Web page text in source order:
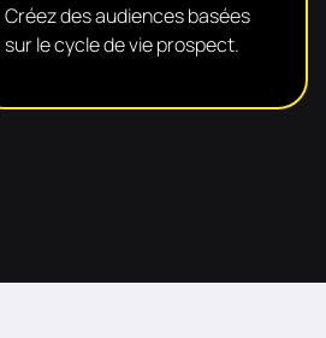
Créez des audiences basées
sur le cycle de vie prospect.